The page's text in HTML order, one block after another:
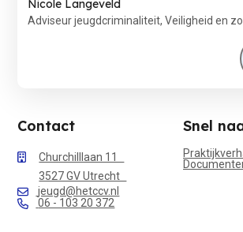
Nicole Langeveld
Adviseur jeugdcriminaliteit, Veiligheid en
Contact
Churchilllaan 11
3527 GV Utrecht
jeugd@hetccv.nl
06 - 103 20 372
Snel